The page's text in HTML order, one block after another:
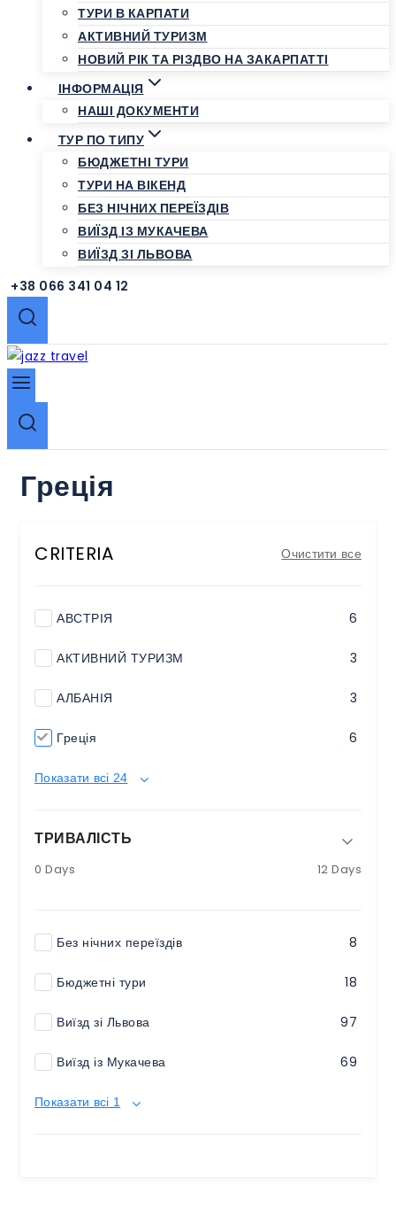
ТУРИ В КАРПАТИ
АКТИВНИЙ ТУРИЗМ
НОВИЙ РІК ТА РІЗДВО НА ЗАКАРПАТТІ
ІНФОРМАЦІЯ
НАШІ ДОКУМЕНТИ
ТУР ПО ТИПУ
БЮДЖЕТНІ ТУРИ
ТУРИ НА ВІКЕНД
БЕЗ НІЧНИХ ПЕРЕЇЗДІВ
ВИЇЗД ІЗ МУКАЧЕВА
ВИЇЗД ЗІ ЛЬВОВА
+38 066 341 04 12
Греція
CRITERIA Очистити все
АВСТРІЯ 6
АКТИВНИЙ ТУРИЗМ 3
АЛБАНІЯ 3
Греція 6
Показати всі 24
ТРИВАЛІСТЬ
0 Days 12 Days
Без нічних переїздів 8
Бюджетні тури 18
Виїзд зі Львова 97
Виїзд із Мукачева 69
Показати всі 1